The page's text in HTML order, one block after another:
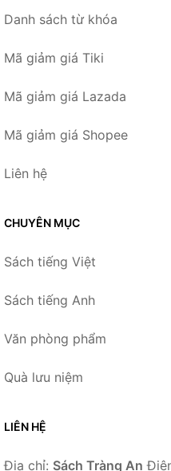
Danh sách từ khóa
Mã giảm giá Tiki
Mã giảm giá Lazada
Mã giảm giá Shopee
Liên hệ
CHUYÊN MỤC
Sách tiếng Việt
Sách tiếng Anh
Văn phòng phẩm
Quà lưu niệm
LIÊN HỆ
Địa chỉ: Sách Tràng An